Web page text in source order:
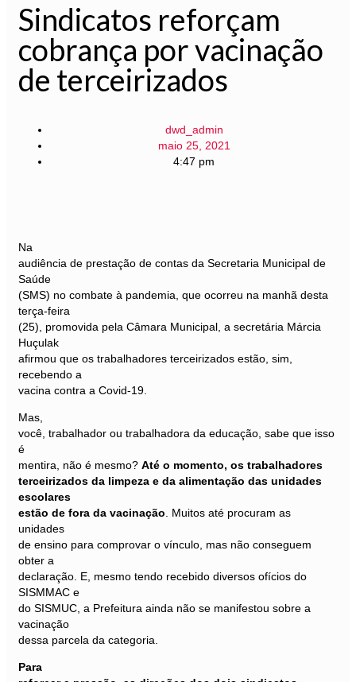
Sindicatos reforçam
cobrança por vacinação
de terceirizados
dwd_admin
maio 25, 2021
4:47 pm
Na
audiência de prestação de contas da Secretaria Municipal de
Saúde
(SMS) no combate à pandemia, que ocorreu na manhã desta
terça-feira
(25), promovida pela Câmara Municipal, a secretária Márcia
Huçulak
afirmou que os trabalhadores terceirizados estão, sim,
recebendo a
vacina contra a Covid-19.
Mas,
você, trabalhador ou trabalhadora da educação, sabe que isso
é
mentira, não é mesmo? Até o momento, os trabalhadores
terceirizados da limpeza e da alimentação das unidades
escolares
estão de fora da vacinação . Muitos até procuram as
unidades
de ensino para comprovar o vínculo, mas não conseguem
obter a
declaração. E, mesmo tendo recebido diversos ofícios do
SISMMAC e
do SISMUC, a Prefeitura ainda não se manifestou sobre a
vacinação
dessa parcela da categoria.
Para